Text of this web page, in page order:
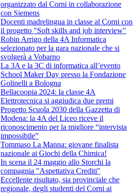
organizzato dal Corni in collaborazione
con Siemens
Docenti madrelingua in classe al Corni con
il progetto "Soft skills and job interview"
Robin Arrigo della 4A Informatica
selezionato per la gara nazionale che si
svolgerà a Vobarno
La 3A e la 3C di informatica all’evento
School Maker Day presso la Fondazione
Golinelli a Bologna
Bellacoopia 2024: la classe 4A
Elettrotecnica si aggiudica due premi
Progetto Scuola 2030 della Gazzetta di
Modena: la 4A del Liceo riceve il
riconoscimento per la migliore “intervista
impossibile”
Tommaso La Manna: giovane finalista
nazionale ai Giochi della Chimica!
In scena il 24 maggio allo Storchi la
compagnia "Aspettativa Crediti"
Eccellente risultato, sia provinciale che
regionale, degli studenti del Corni ai